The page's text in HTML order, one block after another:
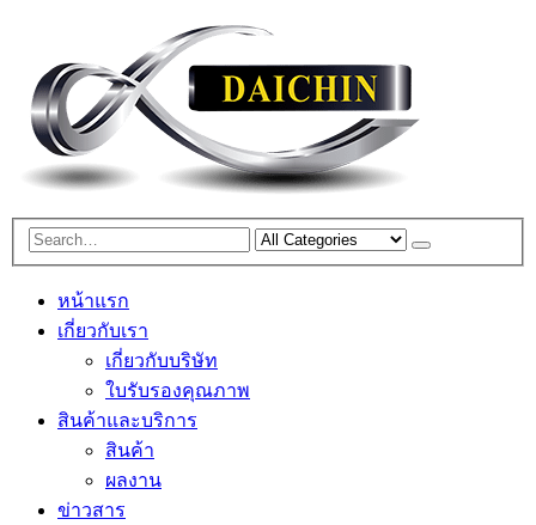
หน้าแรก
เกี่ยวกับเรา
เกี่ยวกับบริษัท
ใบรับรองคุณภาพ
สินค้าและบริการ
สินค้า
ผลงาน
ข่าวสาร